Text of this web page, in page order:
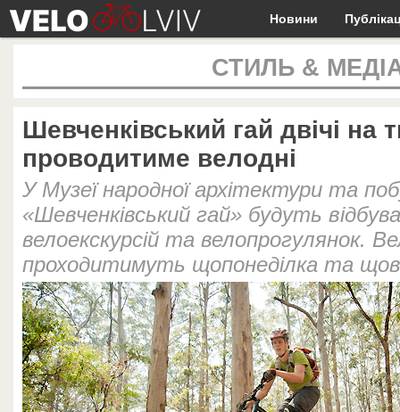
Новини
СТИЛЬ &
Шевченківський гай двічі на
проводитиме велодні
У Музеї народної архітектури та
«Шевченківський гай» будуть
велоекскурсій та велопрогулянок.
проходитимуть щопонеділка та